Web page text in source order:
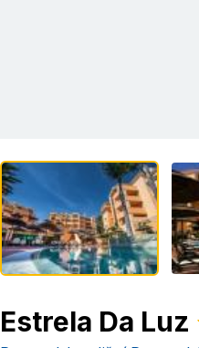
Estrela Da Luz